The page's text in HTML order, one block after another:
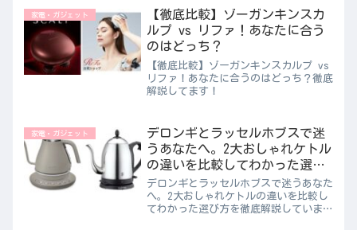
家電・ガジェット
【徹底比較】ゾーガンキンスカ
ルプ vs リファ！あなたに合う
のはどっち？
【徹底比較】ゾーガンキンスカルプ vs
リファ！あなたに合うのはどっち？徹底
解説してます！
家電・ガジェット
デロンギとラッセルホブスで迷
うあなたへ。2大おしゃれケトル
の違いを比較してわかった選び
方
デロンギとラッセルホブスで迷うあなた
へ。2大おしゃれケトルの違いを比較し
てわかった選び方を徹底解説していま